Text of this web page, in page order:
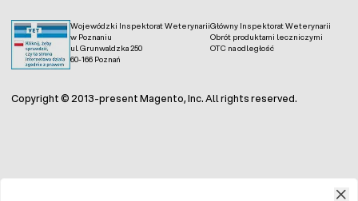
Wojewódzki Inspektorat Weterynarii
w Poznaniu
ul. Grunwaldzka 250
60-166 Poznań
Główny Inspektorat Weterynarii
Obrót produktami leczniczymi
OTC na odległość
Copyright © 2013-present Magento, Inc. All rights reserved.